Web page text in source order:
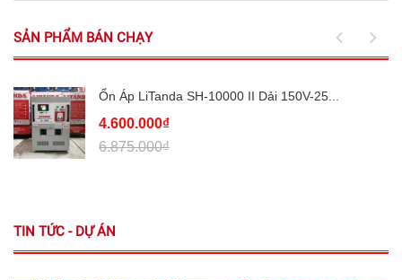
SẢN PHẨM BÁN CHẠY
Ổn Áp LiTanda SH-10000 II Dải 150V-25...
4.600.000₫
6.875.000₫
TIN TỨC - DỰ ÁN